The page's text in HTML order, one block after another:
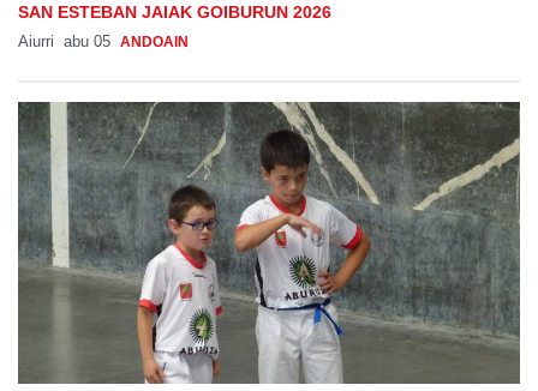
SAN ESTEBAN JAIAK GOIBURUN 2026
Aiurri abu 05 ANDOAIN